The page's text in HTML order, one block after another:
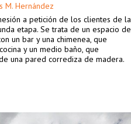
M. Hernández
a petición de los clientes de la
etapa. Se trata de un espacio de
un bar y una chimenea, que
y un medio baño, que
una pared corrediza de madera.